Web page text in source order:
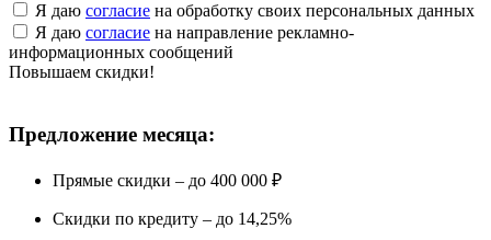
Я даю согласие на обработку своих персональных данных
Я даю согласие на направление рекламно-
информационных сообщений
Повышаем скидки!
Предложение месяца:
Прямые скидки – до 400 000 ₽
Скидки по кредиту – до 14,25%